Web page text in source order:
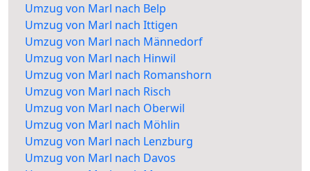
Umzug von Marl nach Belp
Umzug von Marl nach Ittigen
Umzug von Marl nach Männedorf
Umzug von Marl nach Hinwil
Umzug von Marl nach Romanshorn
Umzug von Marl nach Risch
Umzug von Marl nach Oberwil
Umzug von Marl nach Möhlin
Umzug von Marl nach Lenzburg
Umzug von Marl nach Davos